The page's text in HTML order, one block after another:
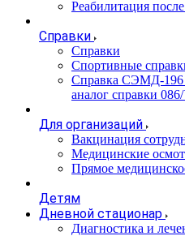
Реабилитация
Справки
Справки
Спортивные
Справка СЭМД‑196
аналог справки
Для организаций
Вакцинация
Медицинские
Прямое
Детям
Дневной стационар
Диагностика и